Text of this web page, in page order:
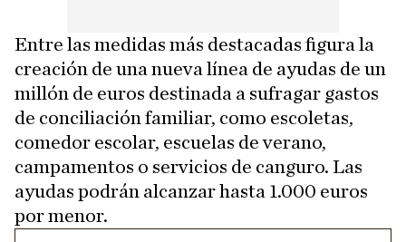
Entre las medidas más destacadas figura la
creación de una nueva línea de ayudas de un
millón de euros destinada a sufragar gastos
de conciliación familiar, como escoletas,
comedor escolar, escuelas de verano,
campamentos o servicios de canguro. Las
ayudas podrán alcanzar hasta 1.000 euros
por menor.